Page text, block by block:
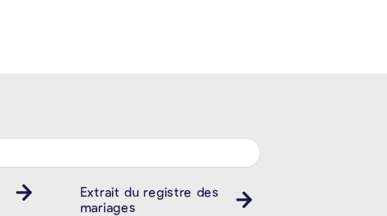
Extrait du registre des
mariages